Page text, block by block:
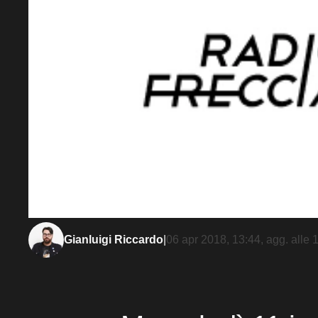
Gianluigi Riccardo 06 apr 2018, 13:44, agg. alle